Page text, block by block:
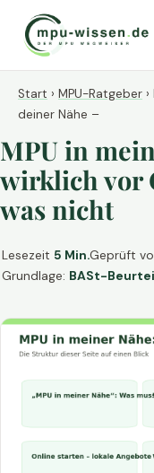
Start › MPU-Ratgeber ›
deiner Nähe –
MPU in
wirklich vor
was nicht
Lesezeit 5 Min.Geprüft
Grundlage: BASt-